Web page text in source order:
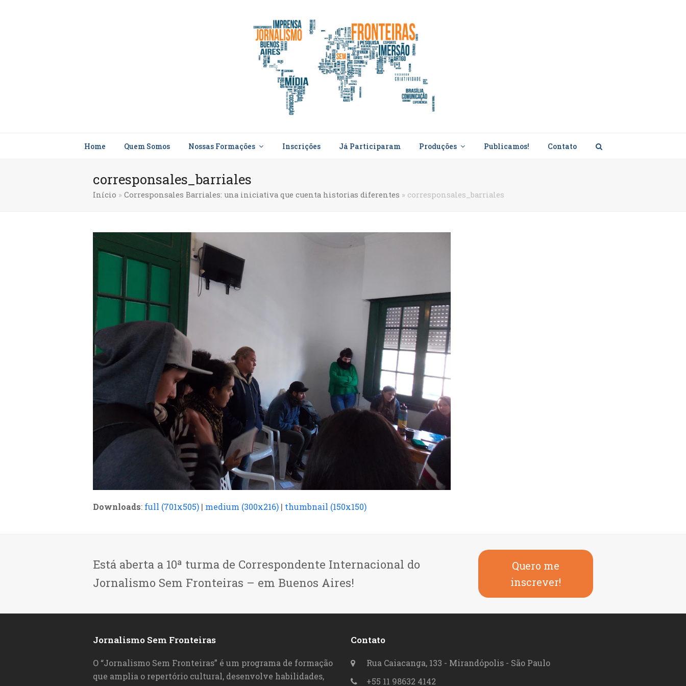
Home Quem Somos Nossas Formações Inscrições Já Participaram Produções Publicamos! Contato
corresponsales_barriales
Início » Corresponsales Barriales: una iniciativa que cuenta historias diferentes » corresponsales_barriales
Downloads: full (701x505) | medium (300x216) | thumbnail (150x150)
Está aberta a 10ª turma de Correspondente Internacional do
Jornalismo Sem Fronteiras – em Buenos Aires!
Quero me
inscrever!
Jornalismo Sem Fronteiras
O “Jornalismo Sem Fronteiras” é um programa de formação
que amplia o repertório cultural, desenvolve habilidades,
Contato
Rua Caiacanga, 133 - Mirandópolis - São Paulo
+55 11 98632 4142